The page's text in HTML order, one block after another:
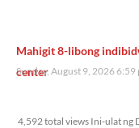
Mahigit 8-libong
center
Sunday, August 9, 2026 6:59
4,592 total views Ini-ulat ng